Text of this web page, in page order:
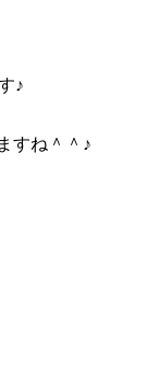
♪
すね＾＾♪